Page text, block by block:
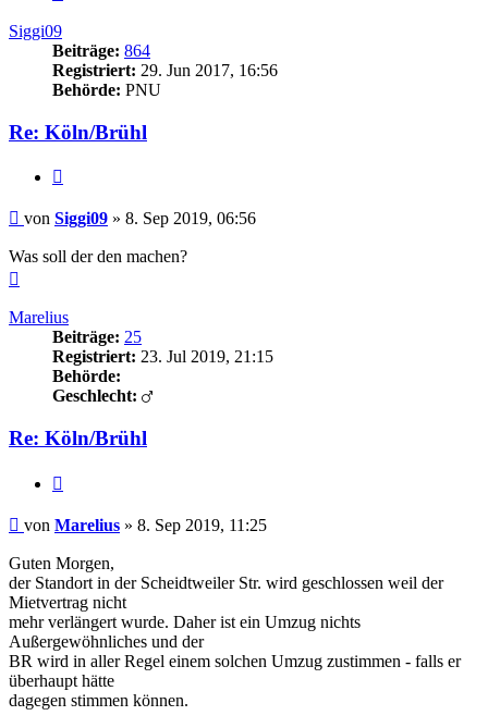
Siggi09
Beiträge: 864
Registriert: 29. Jun 2017, 16:56
Behörde: PNU
Re: Köln/Brühl
Beitrag
von Siggi09 » 8. Sep 2019, 06:56
Was soll der den machen?
Marelius
Beiträge: 25
Registriert: 23. Jul 2019, 21:15
Behörde:
Geschlecht:
Re: Köln/Brühl
Beitrag
von Marelius » 8. Sep 2019, 11:25
Guten Morgen,
der Standort in der Scheidtweiler Str. wird geschlossen weil der
Mietvertrag nicht
mehr verlängert wurde. Daher ist ein Umzug nichts
Außergewöhnliches und der
BR wird in aller Regel einem solchen Umzug zustimmen - falls er
überhaupt hätte
dagegen stimmen können.